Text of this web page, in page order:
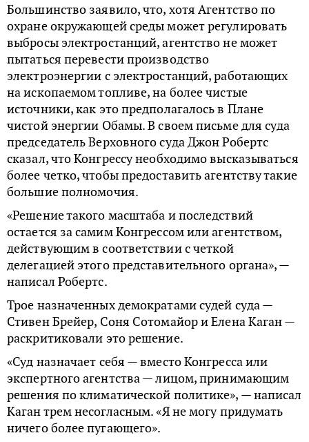
Большинство заявило, что, хотя Агентство по
охране окружающей среды может регулировать
выбросы электростанций, агентство не может
пытаться перевести производство
электроэнергии с электростанций, работающих
на ископаемом топливе, на более чистые
источники, как это предполагалось в Плане
чистой энергии Обамы. В своем письме для суда
председатель Верховного суда Джон Робертс
сказал, что Конгрессу необходимо высказываться
более четко, чтобы предоставить агентству такие
большие полномочия.
«Решение такого масштаба и последствий
остается за самим Конгрессом или агентством,
действующим в соответствии с четкой
делегацией этого представительного органа», —
написал Робертс.
Трое назначенных демократами судей суда —
Стивен Брейер, Соня Сотомайор и Елена Каган —
раскритиковали это решение.
«Суд назначает себя — вместо Конгресса или
экспертного агентства — лицом, принимающим
решения по климатической политике», — написал
Каган трем несогласным. «Я не могу придумать
ничего более пугающего».